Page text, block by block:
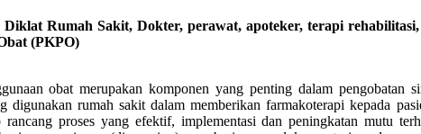
Rumah Sakit, Dokter, perawat, apoteker, terapi
(PKPO)
obat merupakan komponen yang penting dalam
digunakan rumah sakit dalam memberikan farmakoterapi kepada
proses yang efektif, implementasi dan peningkatan mutu